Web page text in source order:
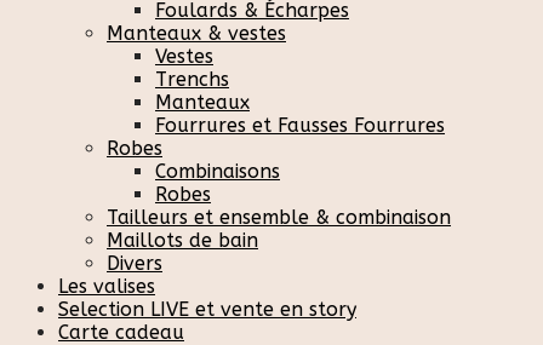
Foulards & Écharpes
Manteaux & vestes
Vestes
Trenchs
Manteaux
Fourrures et Fausses Fourrures
Robes
Combinaisons
Robes
Tailleurs et ensemble & combinaison
Maillots de bain
Divers
Les valises
Selection LIVE et vente en story
Carte cadeau